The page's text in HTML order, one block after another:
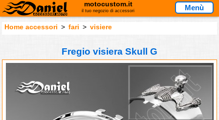
motocustom.it
il tuo negozio di accessori Menù
Home accessori > fari > visiere
Fregio visiera Skull G